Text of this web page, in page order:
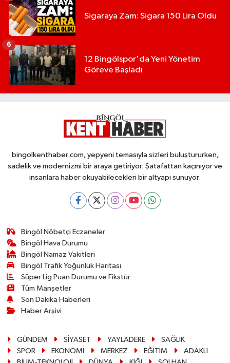
Sigaraya Zam: Sigara 150 Lira Oldu
12 Bingölspor'da Yeni Yönetim
Göreve Başladı
6
bingolkenthaber.com, yepyeni temasıyla sizleri buluştururken,
sadelik ve modernizmi bir araya getiriyor. Şatafattan kaçınıyor ve
insanlara haber okuyabilecekleri bir altyapı sunuyor.
Bingöl Nöbetçi Eczaneler
Bingöl Hava Durumu
Bingöl Namaz Vakitleri
Bingöl Trafik Yoğunluk Haritası
Süper Lig Puan Durumu ve Fikstür
Tüm Manşetler
Son Dakika Haberleri
Haber Arşivi
GÜNDEM SİYASET YAYLADERE
SAĞLIK
SPOR
EKONOMİ MERKEZ EĞİTİM
ADAKLI